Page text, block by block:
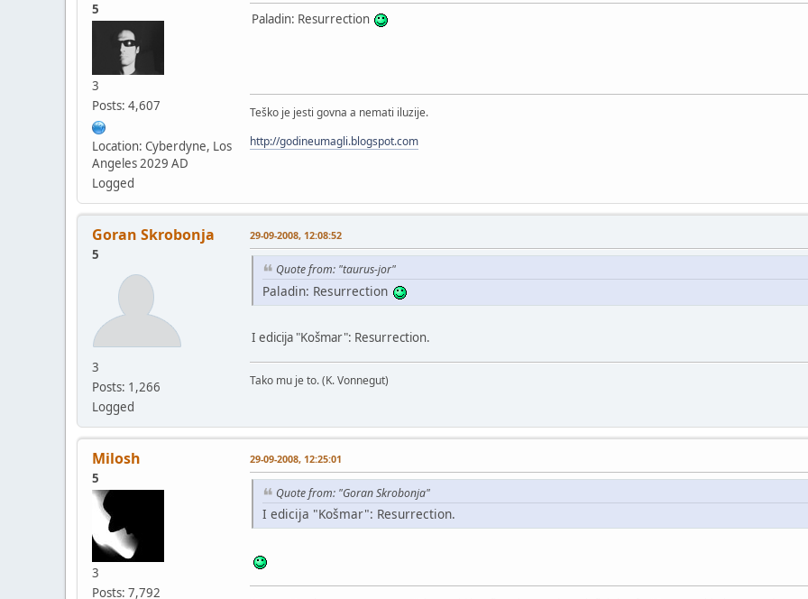
5
3
Posts: 4,607
Location: Cyberdyne, Los
Angeles 2029 AD
Logged
Paladin: Resurrection
Teško je jesti govna a nemati iluzije.
http://godineumagli.blogspot.com
Goran Skrobonja
5
3
Posts: 1,266
Logged
29-09-2008, 12:08:52
Quote from: "taurus-jor"
Paladin: Resurrection
I edicija "Košmar": Resurrection.
Tako mu je to. (K. Vonnegut)
Milosh
5
3
Posts: 7,792
29-09-2008, 12:25:01
Quote from: "Goran Skrobonja"
I edicija "Košmar": Resurrection.